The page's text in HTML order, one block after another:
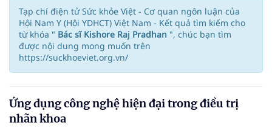
Tạp chí điện tử Sức khỏe Việt - Cơ quan ngôn luận của
Hội Nam Y (Hội YDHCT) Việt Nam - Kết quả tìm kiếm cho
từ khóa " Bác sĩ Kishore Raj Pradhan ", chúc bạn tìm
được nội dung mong muốn trên
https://suckhoeviet.org.vn/
Ứng dụng công nghệ hiện đại trong điều trị
nhãn khoa